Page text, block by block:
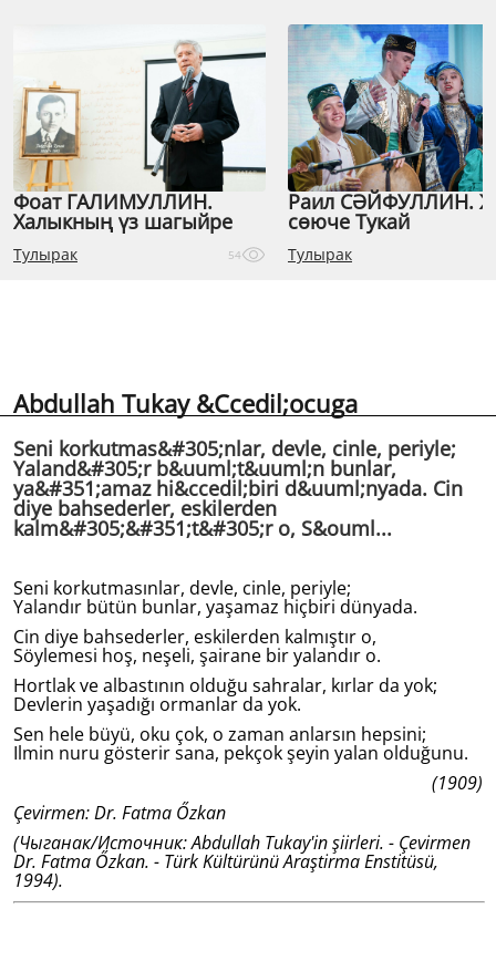
Фоат ГАЛИМУЛЛИН.
Халыкның үз шагыйре
Тулырак 54
Раил СӘЙФУЛЛИН.
сөюче Тукай
Тулырак
Abdullah Tukay &Ccedil;ocuga
Seni korkutmas&#305;nlar, devle, cinle, periyle;
Yaland&#305;r b&uuml;t&uuml;n bunlar,
ya&#351;amaz hi&ccedil;biri d&uuml;nyada. Cin
diye bahsederler, eskilerden
kalm&#305;&#351;t&#305;r o, S&ouml...
Seni korkutmasınlar, devle, cinle, periyle;
Yalandır bütün bunlar, yaşamaz hiçbiri dünyada.
Cin diye bahsederler, eskilerden kalmıştır o,
Söylemesi hoş, neşeli, şairane bir yalandır o.
Hortlak ve albastının olduğu sahralar, kırlar da yok;
Devlerin yaşadığı ormanlar da yok.
Sen hele büyü, oku çok, o zaman anlarsın hepsini;
Ilmin nuru gösterir sana, pekçok şeyin yalan olduğunu.
(1909)
Çevirmen: Dr. Fatma Őzkan
(Чыганак/Источник: Abdullah Tukay'in şiirleri. - Çevirmen
Dr. Fatma Őzkan. - Türk Kültürünü Araştirma Enstitüsü,
1994).